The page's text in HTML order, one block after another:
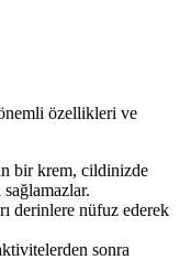
özellikleri ve
bir krem, cildinizde
derinlere nüfuz ederek
sonra